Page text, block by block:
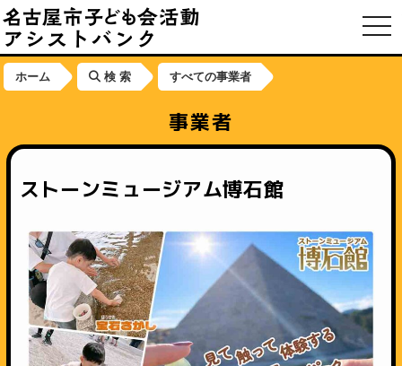
ホーム 検 索 すべての事業者
事業者
ストーンミュージアム博石館